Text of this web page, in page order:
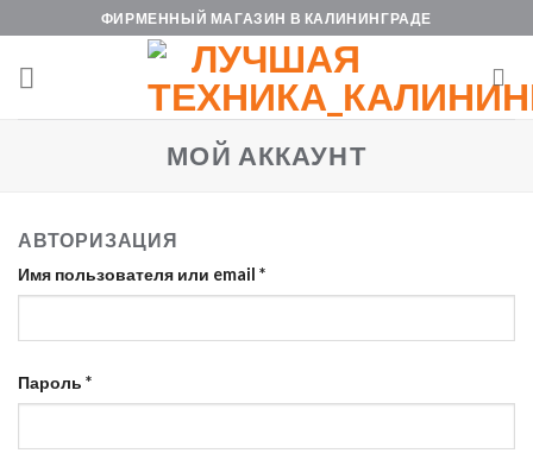
content
ФИРМЕННЫЙ МАГАЗИН В КАЛИНИНГРАДЕ
МОЙ АККАУНТ
АВТОРИЗАЦИЯ
Имя пользователя или email *
Пароль *